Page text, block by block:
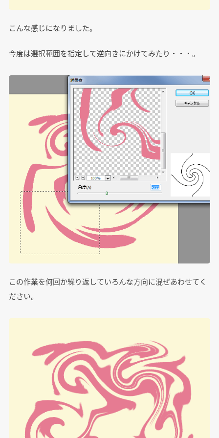
こんな感じになりました。
今度は選択範囲を指定して逆向きにかけてみたり・・・。
この作業を何回か繰り返していろんな方向に混ぜあわせてく
ださい。